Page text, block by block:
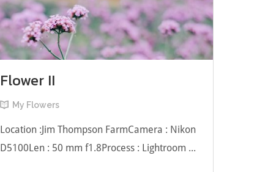
Flower II
My Flowers
Location :Jim Thompson FarmCamera : Nikon
D5100Len : 50 mm f1.8Process : Lightroom ...